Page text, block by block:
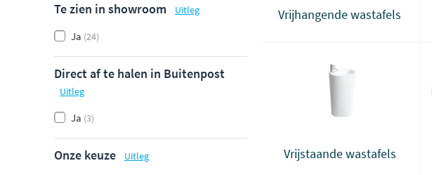
Te zien in showroom Uitleg
Ja (24)
Direct af te halen in Buitenpost
Uitleg
Ja (3)
Onze keuze Uitleg
Vrijhangende wastafels
Vrijstaande wastafels